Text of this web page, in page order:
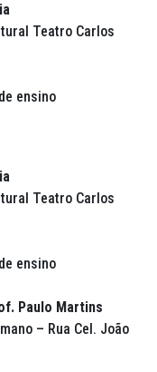
Teatro Carlos
ensino
Teatro Carlos
ensino
Paulo Martins
– Rua Cel. João